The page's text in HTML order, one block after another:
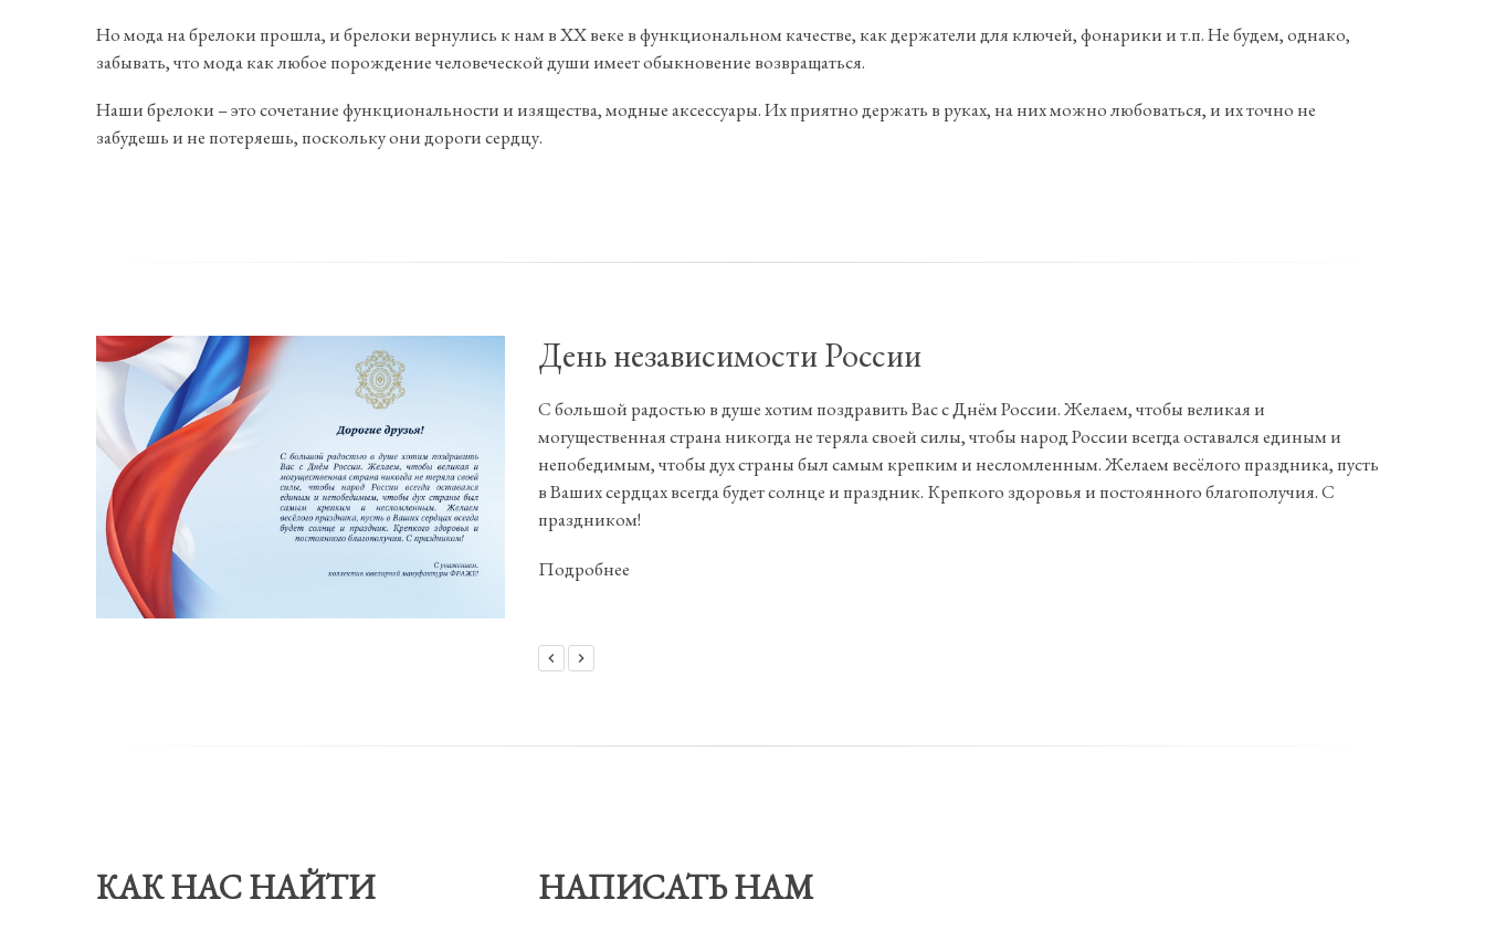
Но мода на брелоки прошла, и брелоки вернулись к нам в XX веке в функциональном качестве, как держатели для ключей, фонарики и т.п. Не будем, однако,
забывать, что мода как любое порождение человеческой души имеет обыкновение возвращаться.
Наши брелоки – это сочетание функциональности и изящества, модные аксессуары. Их приятно держать в руках, на них можно любоваться, и их точно не
забудешь и не потеряешь, поскольку они дороги сердцу.
День независимости России
С большой радостью в душе хотим поздравить Вас с Днём России. Желаем, чтобы великая и
могущественная страна никогда не теряла своей силы, чтобы народ России всегда оставался единым и
непобедимым, чтобы дух страны был самым крепким и несломленным. Желаем весёлого праздника, пусть
в Ваших сердцах всегда будет солнце и праздник. Крепкого здоровья и постоянного благополучия. С
праздником!
Подробнее
КАК НАС НАЙТИ НАПИСАТЬ НАМ